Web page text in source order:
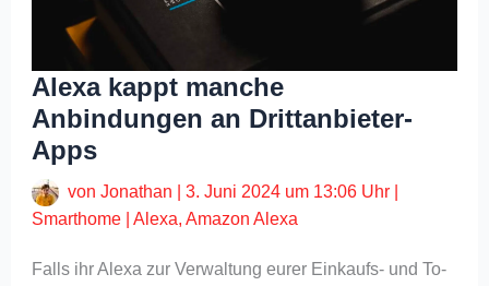
Alexa kappt manche
Anbindungen an Drittanbieter-
Apps
vonJonathan |3. Juni 2024 um 13:06 Uhr
Smarthome |Alexa,Amazon Alexa
Falls ihr Alexa zur Verwaltung eurer Einkaufs- und To-